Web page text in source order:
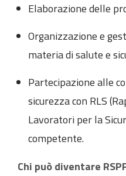
Elaborazione delle
Organizzazione e
materia di salute e
Partecipazione alle
sicurezza con RLS
Lavoratori per la
competente.
Chi può diventare